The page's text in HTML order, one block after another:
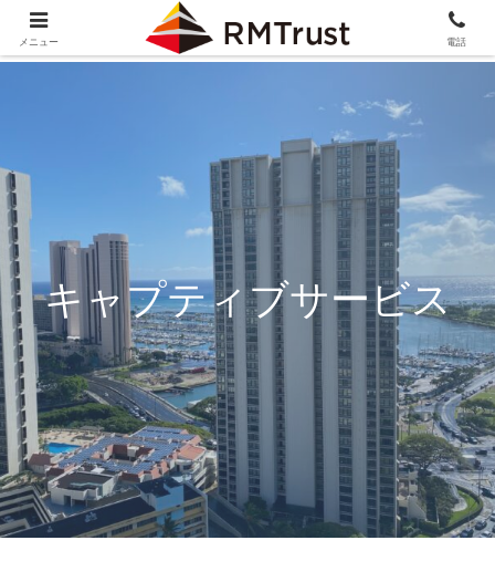
キャプティブサービス
メニュー 電話